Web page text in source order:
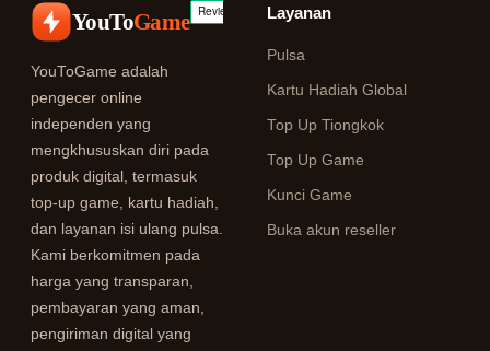
YouToGame
YouToGame adalah
pengecer online
independen yang
mengkhususkan diri pada
produk digital, termasuk
top-up game, kartu hadiah,
dan layanan isi ulang pulsa.
Kami berkomitmen pada
harga yang transparan,
pembayaran yang aman,
pengiriman digital yang
Layanan
Pulsa
Kartu Hadiah Global
Top Up Tiongkok
Top Up Game
Kunci Game
Buka akun reseller